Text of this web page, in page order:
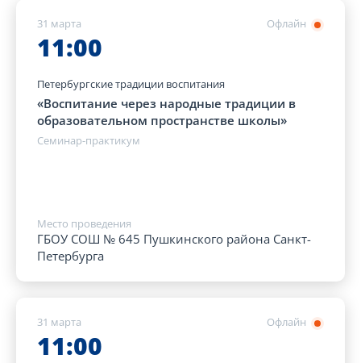
Офлайн
31 марта
11:00
Петербургские традиции воспитания
«Воспитание через народные традиции в
образовательном пространстве школы»
Семинар-практикум
Место проведения
ГБОУ СОШ № 645 Пушкинского района Санкт-
Петербурга
Офлайн
31 марта
11:00